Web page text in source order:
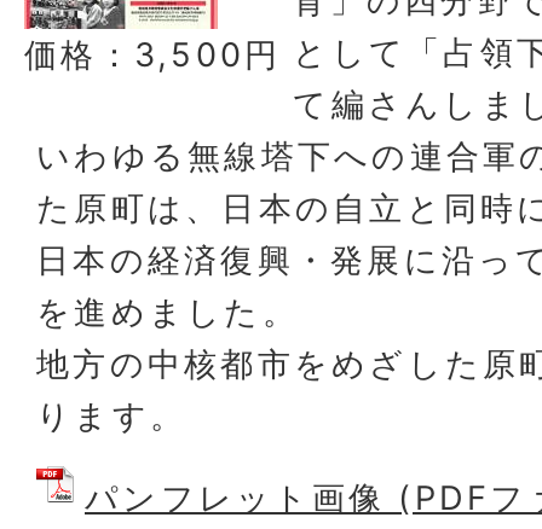
価格：3,500円
として「占領
て編さんしま
いわゆる無線塔下への連合軍
た原町は、日本の自立と同時
日本の経済復興・発展に沿っ
を進めました。
地方の中核都市をめざした原
ります。
パンフレット画像 (PDFフ